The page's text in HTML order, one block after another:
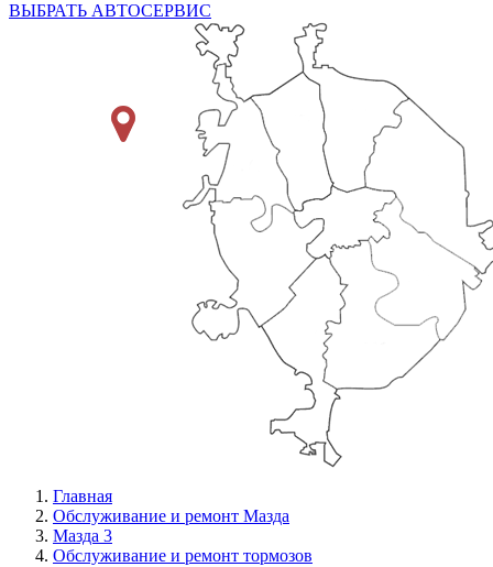
ВЫБРАТЬ АВТОСЕРВИС
Главная
Обслуживание и ремонт Мазда
Мазда 3
Обслуживание и ремонт тормозов